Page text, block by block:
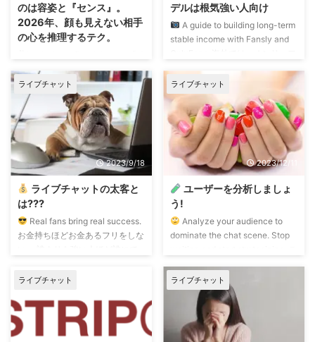
のは容姿と『センス』。
2026年、顔も見えない相手
の心を推理するテク。
ャットレディは、若くて可愛い子
が脱げば稼げる仕事」 もしあな
たがそんな風に思っているなら、
その認識は10年以上前の古いま
まで止まっています。 2026年の
今、 トップキャストとして生き
残るために必要なのは、 容姿と
『センス』です。
「容姿」と
は、ヘア・メイク・衣装まで含め
た総合芸術 ここで言う容姿と
は、生まれ持った顔の造形ではあ
りません。 ヘアスタイル、ライ
ティングに映えるメイク、そして
デルは根気強い人向け
A guide to building long-term
stable income with Fansly and
はファンテアやマイファンズな
ど、 映像をサブスク販売する、
ファンサイトが伸びてます。 需
要も供給も、人気はライブチャッ
トと同等以上かも。 走り出せ
ば、チャットレディ・キャストよ
りはるかに稼げてしまう、ファン
は、努力と根気がもの言うお仕事
です。 毎日のようにコツコツ更
新し ...
ライブチャット
2023/9/18
ライブチャットの太客と
は???
Real fans bring real success.
お金持ちほどお金あるフリをしな
向きは穏やか。 過去にi知り合っ
した。 若いうちにそんな実力者
と知り合えたことは貴重な経験で
す。 ところで… ライブチャット
ライブチャット
2023/12/11
ユーザーを分析しましょ
う!
Analyze your audience to
dominate the chat scene. Stop
い。 ライブチャットのユーザー
は、いくつかのグループ層に分け
ることができます。 第1グループ
メディアリテラシーも鋭く、遊び
慣れた、経済的に裕福な年輩の太
ライブチャット ライブチャット